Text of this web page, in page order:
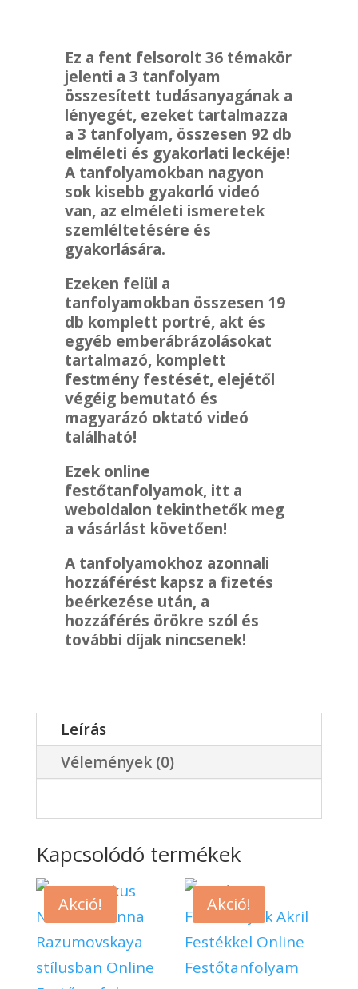
Ez a fent felsorolt 36 témakör
jelenti a 3 tanfolyam
összesített tudásanyagának a
lényegét, ezeket tartalmazza
a 3 tanfolyam, összesen 92 db
elméleti és gyakorlati leckéje!
A tanfolyamokban nagyon
sok kisebb gyakorló videó
van, az elméleti ismeretek
szemléltetésére és
gyakorlására.
Ezeken felül a
tanfolyamokban összesen 19
db komplett portré, akt és
egyéb emberábrázolásokat
tartalmazó, komplett
festmény festését, elejétől
végéig bemutató és
magyarázó oktató videó
található!
Ezek online
festőtanfolyamok, itt a
weboldalon tekinthetők meg
a vásárlást követően!
A tanfolyamokhoz azonnali
hozzáférést kapsz a fizetés
beérkezése után, a
hozzáférés örökre szól és
további díjak nincsenek!
Leírás
Vélemények (0)
Kapcsolódó termékek
Akció! Akció!